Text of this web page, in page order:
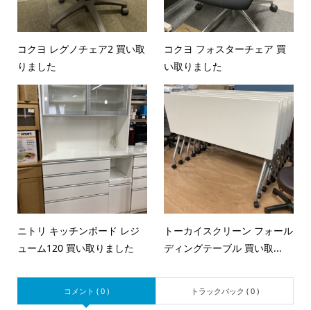
コクヨ レグノチェア2 買い取
りました
コクヨ フォスターチェア 買
い取りました
ニトリ キッチンボード レジ
ューム120 買い取りました
トーカイスクリーン フォール
ディングテーブル 買い取...
コメント ( 0 ) トラックバック ( 0 )